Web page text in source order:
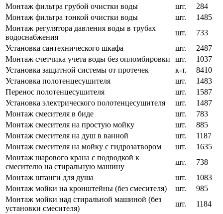
Монтаж фильтра грубой очистки воды
шт.
284
Монтаж фильтра тонкой очистки воды
шт.
1485
Монтаж регулятора давления воды в трубах
водоснабжения
шт.
733
Установка сантехнического шкафа
шт.
2487
Монтаж счетчика учета воды без опломбировки
шт.
1037
Установка защитной системы от протечек
к-т.
8410
Установка полотенцесушителя
шт.
1483
Перенос полотенцесушителя
шт.
1587
Установка электрического полотенцесушителя
шт.
1487
Монтаж смесителя в биде
шт.
783
Монтаж смесителя на простую мойку
шт.
885
Монтаж смесителя на душ в ванной
шт.
1187
Монтаж смесителя на мойку с гидрозатвором
шт.
1635
Монтаж шарового крана с подводкой к
смесителю на стиральную машину
шт.
738
Монтаж штанги для душа
шт.
1083
Монтаж мойки на кронштейны (без смесителя)
шт.
985
Монтаж мойки над стиральной машиной (без
установки смесителя)
шт.
1184